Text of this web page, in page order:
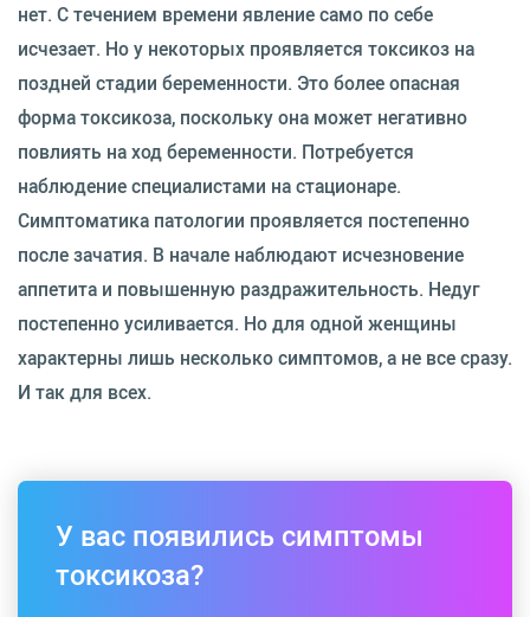
нет. С течением времени явление само по себе
исчезает. Но у некоторых проявляется токсикоз на
поздней стадии беременности. Это более опасная
форма токсикоза, поскольку она может негативно
повлиять на ход беременности. Потребуется
наблюдение специалистами на стационаре.
Симптоматика патологии проявляется постепенно
после зачатия. В начале наблюдают исчезновение
аппетита и повышенную раздражительность. Недуг
постепенно усиливается. Но для одной женщины
характерны лишь несколько симптомов, а не все сразу.
И так для всех.
У вас появились симптомы
токсикоза?